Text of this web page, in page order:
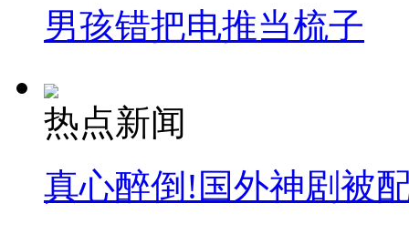
男孩错把电推当梳子
热点新闻
真心醉倒!国外神剧被